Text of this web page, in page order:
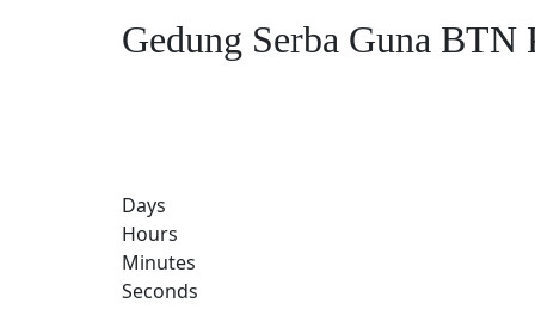
Gedung Serba Guna BTN
Days
Hours
Minutes
Seconds